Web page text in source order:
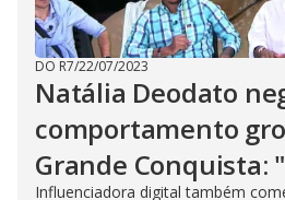
DO R7/22/07/2023
Natália Deodato
comportamento
Grande Conquista:
Influenciadora digital também